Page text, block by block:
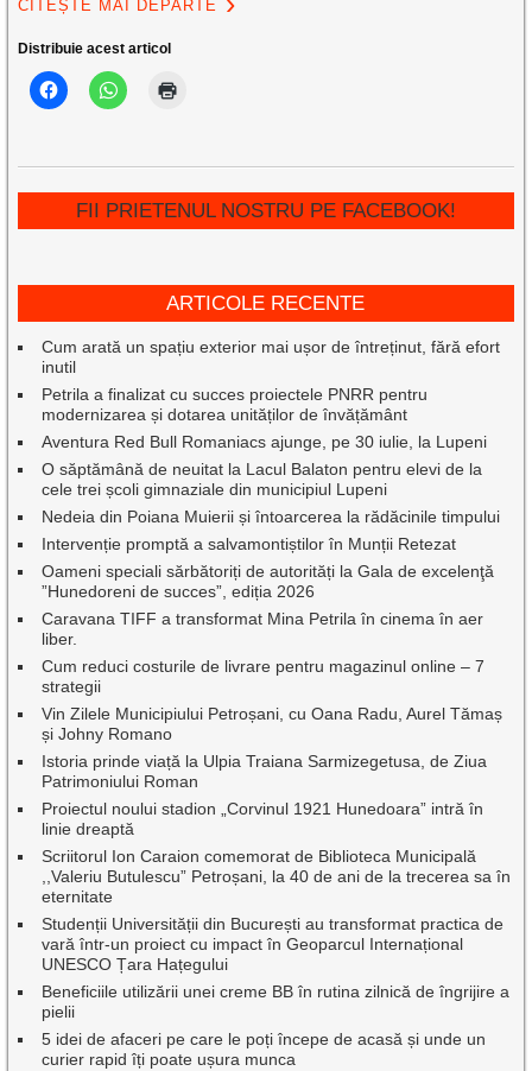
CITEȘTE MAI DEPARTE
Distribuie acest articol
FII PRIETENUL NOSTRU PE FACEBOOK!
ARTICOLE RECENTE
Cum arată un spațiu exterior mai ușor de întreținut, fără efort
inutil
Petrila a finalizat cu succes proiectele PNRR pentru
modernizarea și dotarea unităților de învățământ
Aventura Red Bull Romaniacs ajunge, pe 30 iulie, la Lupeni
O săptămână de neuitat la Lacul Balaton pentru elevi de la
cele trei școli gimnaziale din municipiul Lupeni
Nedeia din Poiana Muierii și întoarcerea la rădăcinile timpului
Intervenție promptă a salvamontiștilor în Munții Retezat
Oameni speciali sărbătoriți de autorități la Gala de excelenţă
”Hunedoreni de succes”, ediția 2026
Caravana TIFF a transformat Mina Petrila în cinema în aer
liber.
Cum reduci costurile de livrare pentru magazinul online – 7
strategii
Vin Zilele Municipiului Petroșani, cu Oana Radu, Aurel Tămaș
și Johny Romano
Istoria prinde viață la Ulpia Traiana Sarmizegetusa, de Ziua
Patrimoniului Roman
Proiectul noului stadion „Corvinul 1921 Hunedoara” intră în
linie dreaptă
Scriitorul Ion Caraion comemorat de Biblioteca Municipală
,,Valeriu Butulescu” Petroșani, la 40 de ani de la trecerea sa în
eternitate
Studenții Universității din București au transformat practica de
vară într-un proiect cu impact în Geoparcul Internațional
UNESCO Țara Hațegului
Beneficiile utilizării unei creme BB în rutina zilnică de îngrijire a
pielii
5 idei de afaceri pe care le poți începe de acasă și unde un
curier rapid îți poate ușura munca